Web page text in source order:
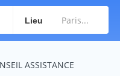
Lieu
ASSISTANCE